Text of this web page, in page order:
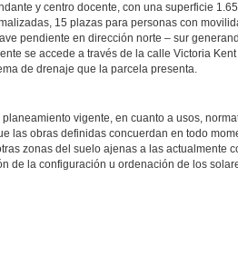
y centro docente, con una superficie
15 plazas para personas con
pendiente en dirección norte – sur
se accede a través de la calle Victoria
de drenaje que la parcela presenta.
vigente, en cuanto a usos,
las obras definidas concuerdan en todo
zonas del suelo ajenas a las actualmente
de la configuración u ordenación de los